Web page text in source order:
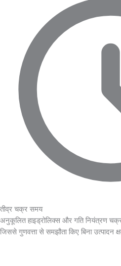
तीव्र चक्र समय
अनुकूलित हाइड्रोलिक्स और गति नियंत्रण
जिससे गुणवत्ता से समझौता किए बिना उत्पादन